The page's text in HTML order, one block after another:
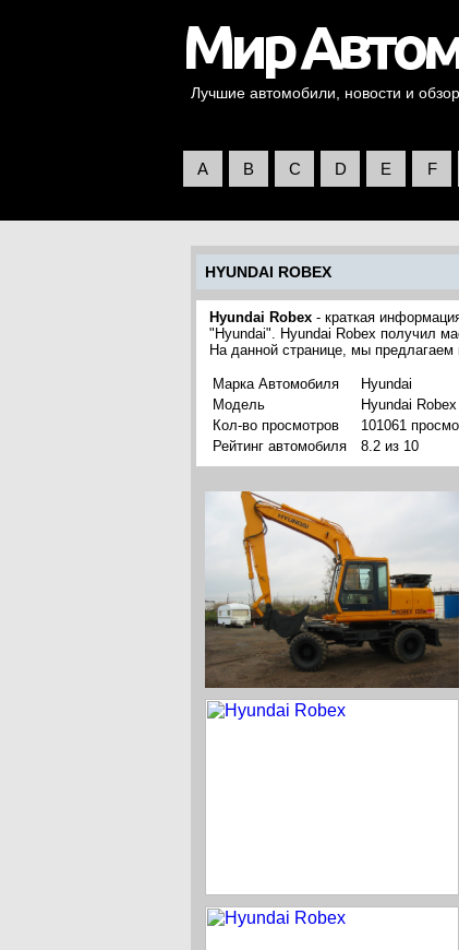
Лучшие автомобили, новости и
A B C D E F
HYUNDAI ROBEX
Hyundai Robex - краткая
"Hyundai". Hyundai Robex получил
На данной странице, мы
Марка Автомобиля
Hyundai
Модель
Hyundai Robex
Кол-во просмотров
101061
Рейтинг автомобиля
8.2 из 10